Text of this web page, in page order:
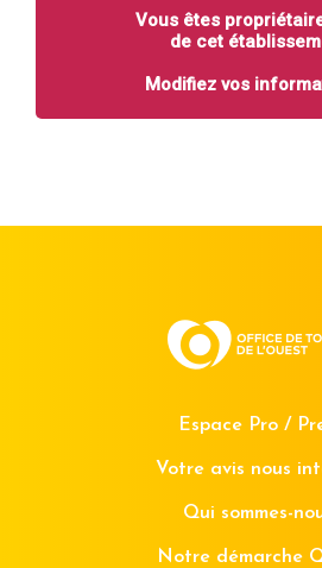
Vous êtes
de cet
Modifiez vos
Espace Pro /
Votre avis nous
Qui sommes-
Notre démarche